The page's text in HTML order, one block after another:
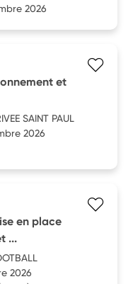
2026
et
SAINT PAUL
2026
en place
...
2026